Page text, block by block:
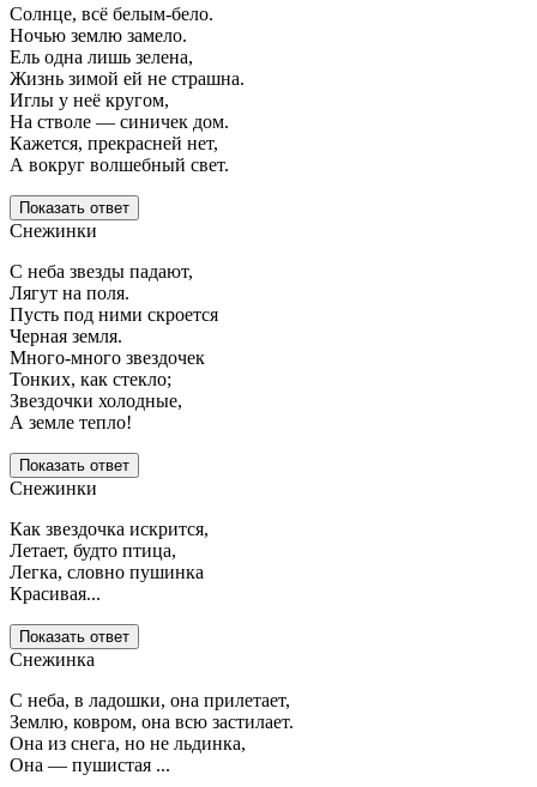
Солнце, всё белым-бело.
Ночью землю замело.
Ель одна лишь зелена,
Жизнь зимой ей не страшна.
Иглы у неё кругом,
На стволе — синичек дом.
Кажется, прекрасней нет,
А вокруг волшебный свет.
Показать ответ
Снежинки
С неба звезды падают,
Лягут на поля.
Пусть под ними скроется
Черная земля.
Много-много звездочек
Тонких, как стекло;
Звездочки холодные,
А земле тепло!
Показать ответ
Снежинки
Как звездочка искрится,
Летает, будто птица,
Легка, словно пушинка
Красивая...
Показать ответ
Снежинка
С неба, в ладошки, она прилетает,
Землю, ковром, она всю застилает.
Она из снега, но не льдинка,
Она — пушистая ...